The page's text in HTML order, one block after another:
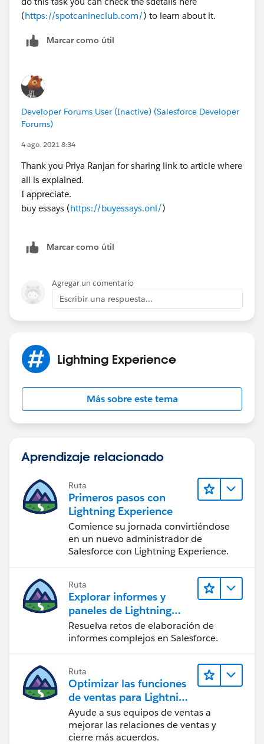
(https://spotcanineclub.com/) to learn about it.
Marcar como útil
Developer Forums User (Inactive) (Salesforce Developer
Forums)
4 ago. 2021 8:34
Thank you Priya Ranjan for sharing link to article where
all is explained.
I appreciate.
buy essays (https://buyessays.onl/)
Marcar como útil
Agregar un comentario
Escribir una respuesta...
Lightning Experience
Más sobre este tema
Aprendizaje relacionado
Ruta
Primeros pasos con
Lightning Experience
Comience su jornada convirtiéndose
en un nuevo administrador de
Salesforce con Lightning Experience.
Ruta
Explorar informes y
paneles de Lightning
Experience
Resuelva retos de elaboración de
informes complejos en Salesforce.
Ruta
Optimizar las funciones
de ventas para Lightning
Experience
Ayude a sus equipos de ventas a
mejorar las relaciones de ventas y
cierre más acuerdos.